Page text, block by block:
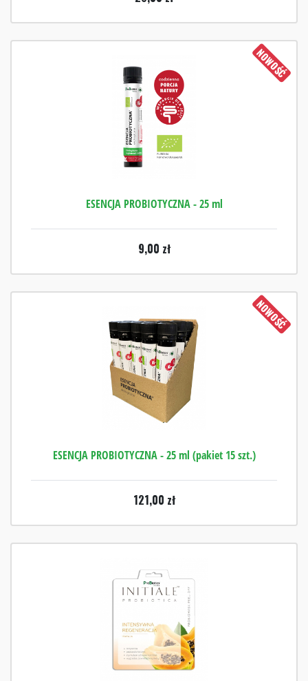
NOWOŚĆ
ESENCJA PROBIOTYCZNA - 25 ml
9,00 zł
NOWOŚĆ
ESENCJA PROBIOTYCZNA - 25 ml (pakiet 15 szt.)
121,00 zł